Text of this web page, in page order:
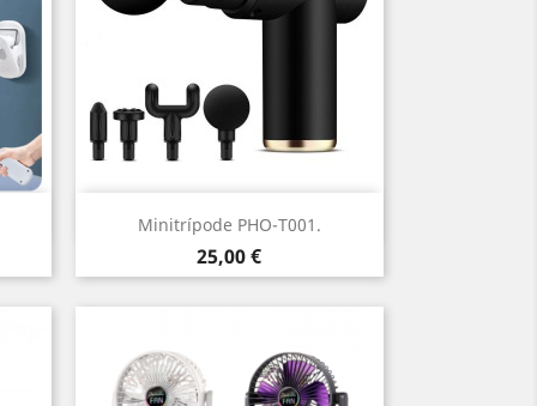
Minitrípode PHO-T001.
Preu
25,00 €
Vista ràpida